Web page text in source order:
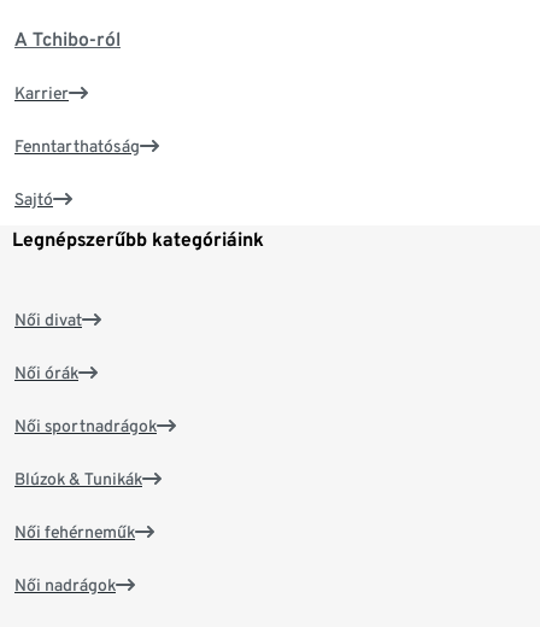
A Tchibo-ról
Karrier
Fenntarthatóság
Sajtó
Legnépszerűbb kategóriáink
Női divat
Női órák
Női sportnadrágok
Blúzok & Tunikák
Női fehérneműk
Női nadrágok